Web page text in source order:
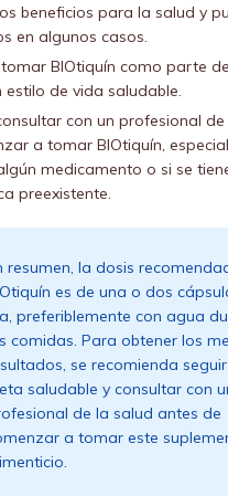
beneficios para la salud y
en algunos casos.
BIOtiquín como parte
estilo de vida saludable.
con un profesional de
a tomar BIOtiquín,
medicamento o si se
preexistente.
resumen, la dosis
es de una o dos
preferiblemente con agua
comidas. Para obtener los
se recomienda
saludable y consultar con
de la salud antes de
a tomar este